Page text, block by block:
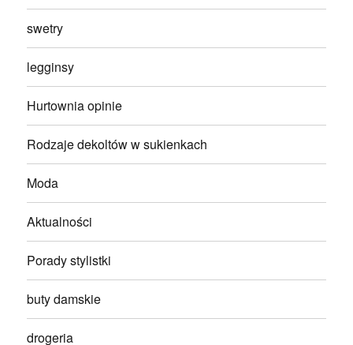
swetry
legginsy
Hurtownia opinie
Rodzaje dekoltów w sukienkach
Moda
Aktualności
Porady stylistki
buty damskie
drogeria